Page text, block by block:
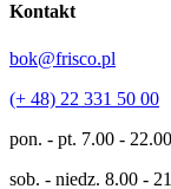
Kontakt
bok@frisco.pl
(+ 48) 22 331 50 00
pon. - pt. 7.00 - 22.00
sob. - niedz. 8.00 -